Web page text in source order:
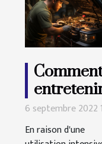
un
6 septembre 2022
En raison d'une